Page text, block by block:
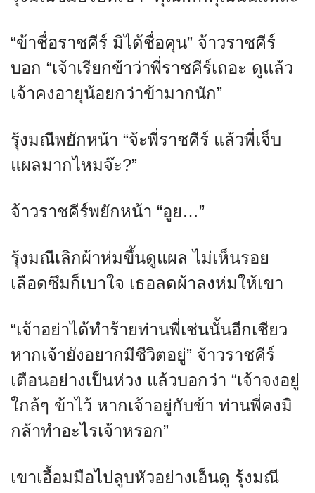
“ข้าชื่อราชคีร์ มิได้ชื่อคุน” จ้าวราชคีร์
บอก “เจ้าเรียกข้าว่าพี่ราชคีร์เถอะ ดูแล้ว
เจ้าคงอายุน้อยกว่าข้ามากนัก”
รุ้งมณีพยักหน้า “จ้ะพี่ราชคีร์ แล้วพี่เจ็บ
แผลมากไหมจ๊ะ?”
จ้าวราชคีร์พยักหน้า “อูย…”
รุ้งมณีเลิกผ้าห่มขึ้นดูแผล ไม่เห็นรอย
เลือดซึมก็เบาใจ เธอลดผ้าลงห่มให้เขา
“เจ้าอย่าได้ทำร้ายท่านพี่เช่นนั้นอีกเชียว
หากเจ้ายังอยากมีชีวิตอยู่” จ้าวราชคีร์
เตือนอย่างเป็นห่วง แล้วบอกว่า “เจ้าจงอยู่
ใกล้ๆ ข้าไว้ หากเจ้าอยู่กับข้า ท่านพี่คงมิ
กล้าทำอะไรเจ้าหรอก”
เขาเอื้อมมือไปลูบหัวอย่างเอ็นดู รุ้งมณี